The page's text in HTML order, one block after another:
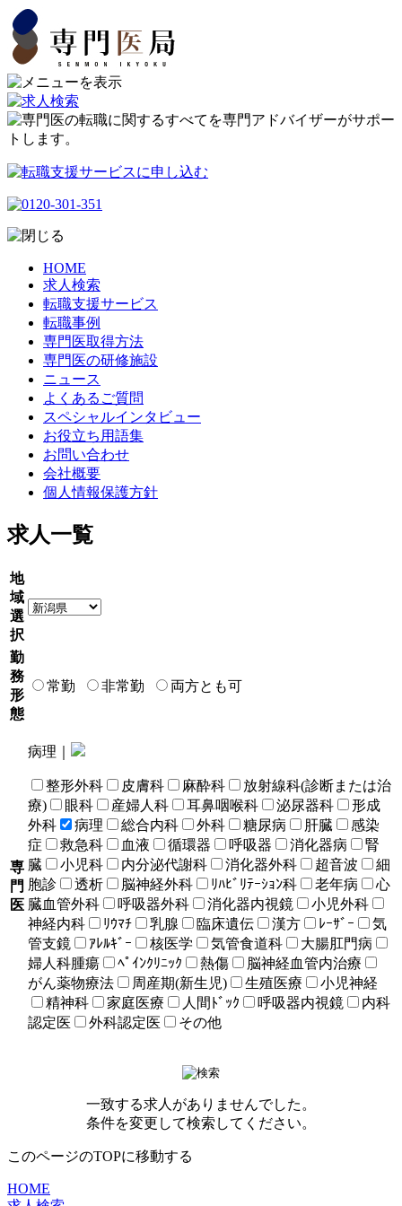
HOME
求人検索
転職支援サービス
転職事例
専門医取得方法
専門医の研修施設
ニュース
よくあるご質問
スペシャルインタビュー
お役立ち用語集
お問い合わせ
会社概要
個人情報保護方針
求人一覧
地
域
選
択
勤
務
形
態
常勤 非常勤 両方とも可
専
門
医
病理｜
整形外科 皮膚科 麻酔科
放射線科(診断または治
療)
眼科 産婦人科 耳鼻咽喉科 泌尿器科
形成
外科
病理 総合内科 外科 糖尿病 肝臓
感染
症
救急科 血液 循環器 呼吸器 消化器病
腎
臓
小児科 内分泌代謝科 消化器外科 超音波
細
胞診
透析 脳神経外科 ﾘﾊﾋﾞﾘﾃｰｼｮﾝ科 老年病
心
臓血管外科
呼吸器外科 消化器内視鏡
小児外科
神経内科
ﾘｳﾏﾁ 乳腺 臨床遺伝 漢方 ﾚｰｻﾞｰ
気
管支鏡
ｱﾚﾙｷﾞｰ 核医学 気管食道科
大腸肛門病
婦人科腫瘍
ﾍﾟｲﾝｸﾘﾆｯｸ 熱傷
脳神経血管内治療
がん薬物療法
周産期(新生児) 生殖医療
小児神経
精神科
家庭医療 人間ﾄﾞｯｸ 呼吸器内視鏡
内科
認定医
外科認定医 その他
一致する求人がありませんでした。
条件を変更して検索してください。
このページのTOPに移動する
HOME